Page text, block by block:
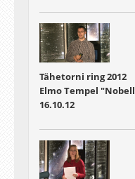
Tähetorni ring 2012
Elmo Tempel
16.10.12